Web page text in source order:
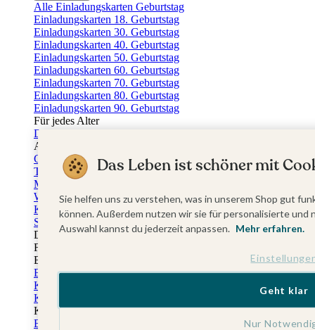
Alle Einladungskarten Geburtstag
Einladungskarten 18. Geburtstag
Einladungskarten 30. Geburtstag
Einladungskarten 40. Geburtstag
Einladungskarten 50. Geburtstag
Einladungskarten 60. Geburtstag
Einladungskarten 70. Geburtstag
Einladungskarten 80. Geburtstag
Einladungskarten 90. Geburtstag
Für jedes Alter
Doppelgeburtstag Einladungen
Alle Geburtstagsextras
Gästebücher Geburtstag
Tischkarten Geburtstag
Menükarten Geburtstag
Weinetiketten Geburtstag
Kartenbox Geburtstag
Save the Date Karten
Dankeskarten Geburtstag
Fotobuch Geburtstag
Eventplattform
Einladungskarten Kindergeburtstag
Kindergeburtstag Jungen
Kindergeburtstag Mädchen
Kindergeburtstag Unisex
Einladungskarten 1. Geburtstag
Das Leben ist schöner mit
Sie helfen uns zu verstehen, was in unserem Shop gut
können. Außerdem nutzen wir sie für personalisierte
Auswahl kannst du jederzeit anpassen. Mehr erfahren.
Nur
Geht klar